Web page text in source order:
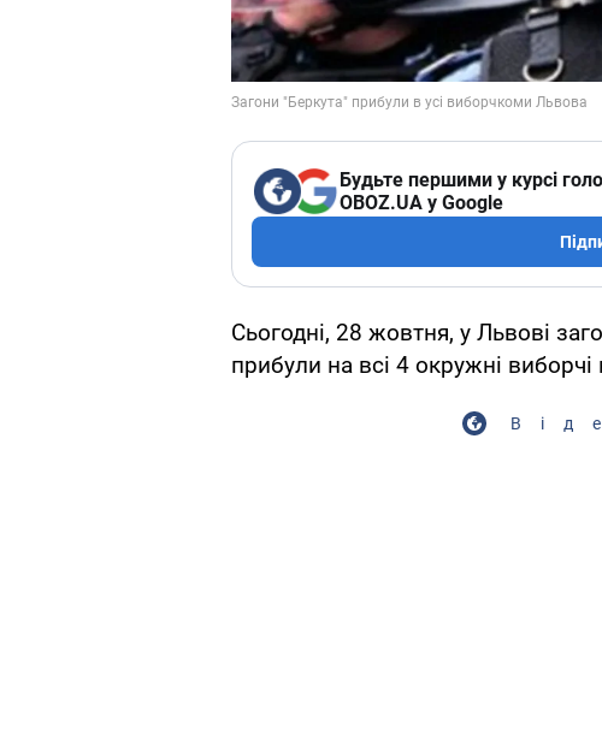
Будьте першими у курсі
OBOZ.UA у Google
Сьогодні, 28 жовтня, у Львові
прибули на всі 4 окружні